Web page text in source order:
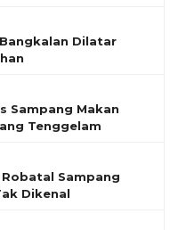
Dilatar
Sampang Makan
Tenggelam
Sampang
Dikenal